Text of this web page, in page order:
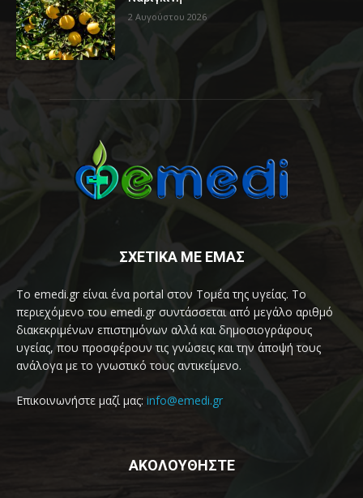
2 Αυγούστου 2026
ΣΧΕΤΙΚΑ ΜΕ ΕΜΑΣ
Το emedi.gr είναι ένα portal στον Τομέα της υγείας. Το
περιεχόμενο του emedi.gr συντάσσεται από μεγάλο αριθμό
διακεκριμένων επιστημόνων αλλά και δημοσιογράφους
υγείας, που προσφέρουν τις γνώσεις και την άποψή τους
ανάλογα με το γνωστικό τους αντικείμενο.
Επικοινωνήστε μαζί μας: info@emedi.gr
ΑΚΟΛΟΥΘΗΣΤΕ